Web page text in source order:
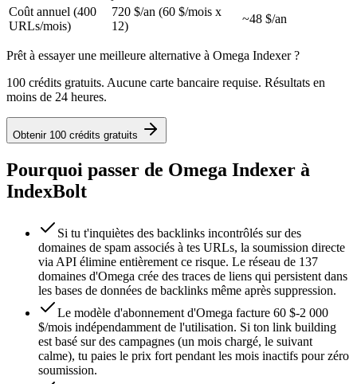
Coût annuel (400
URLs/mois)
720 $/an (60 $/mois x
12)
~48 $/an
Prêt à essayer une meilleure alternative à Omega Indexer ?
100 crédits gratuits. Aucune carte bancaire requise. Résultats en
moins de 24 heures.
Obtenir 100 crédits gratuits
Pourquoi passer de Omega Indexer à
IndexBolt
Si tu t'inquiètes des backlinks incontrôlés sur des
domaines de spam associés à tes URLs, la soumission directe
via API élimine entièrement ce risque. Le réseau de 137
domaines d'Omega crée des traces de liens qui persistent dans
les bases de données de backlinks même après suppression.
Le modèle d'abonnement d'Omega facture 60 $-2 000
$/mois indépendamment de l'utilisation. Si ton link building
est basé sur des campagnes (un mois chargé, le suivant
calme), tu paies le prix fort pendant les mois inactifs pour zéro
soumission.